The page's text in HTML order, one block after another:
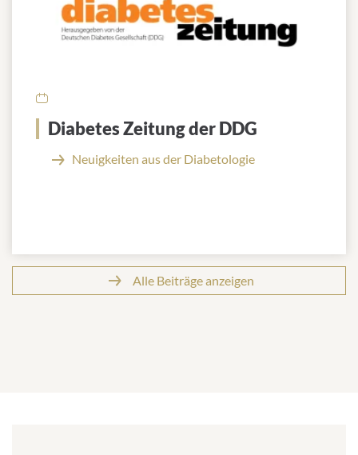
Diabetes Zeitung der DDG
Neuigkeiten aus der Diabetologie
Alle Beiträge anzeigen